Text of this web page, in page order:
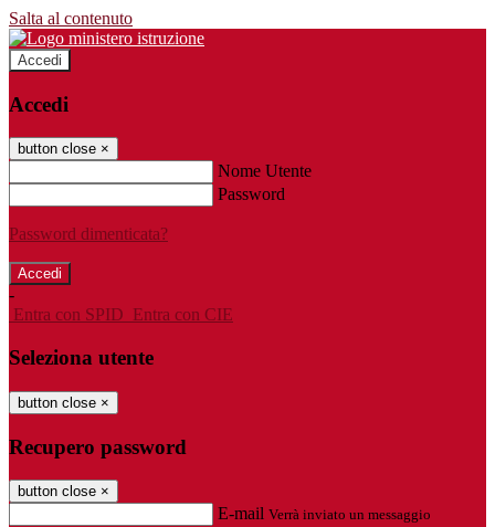
Salta al contenuto
Accedi
Accedi
button close ×
Nome Utente
Password
Password dimenticata?
-
Entra con SPID Entra con CIE
Seleziona utente
button close ×
Recupero password
button close ×
E-mail Verrà inviato un messaggio